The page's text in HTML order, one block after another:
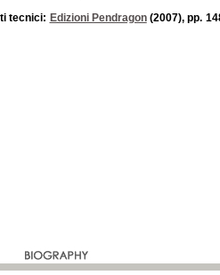
tecnici: Edizioni Pendragon(2007), pp.